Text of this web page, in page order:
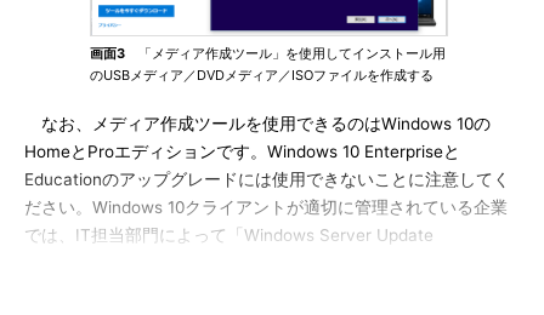
画面3 「メディア作成ツール」を使用してインストール用
のUSBメディア／DVDメディア／ISOファイルを作成する
なお、メディア作成ツールを使用できるのはWindows 10の
HomeとProエディションです。Windows 10 Enterpriseと
Educationのアップグレードには使用できないことに注意してく
ださい。Windows 10クライアントが適切に管理されている企業
では、IT担当部門によって「Windows Server Update